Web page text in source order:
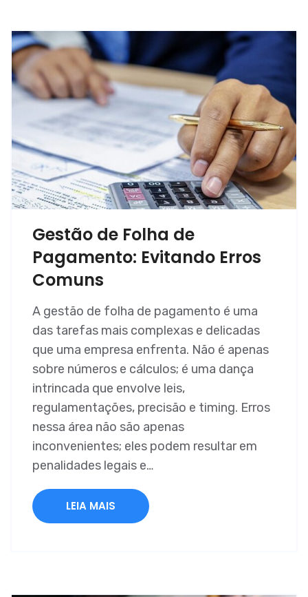
Gestão de Folha de
Pagamento: Evitando Erros
Comuns
A gestão de folha de pagamento é uma
das tarefas mais complexas e delicadas
que uma empresa enfrenta. Não é apenas
sobre números e cálculos; é uma dança
intrincada que envolve leis,
regulamentações, precisão e timing. Erros
nessa área não são apenas
inconvenientes; eles podem resultar em
penalidades legais e…
LEIA MAIS